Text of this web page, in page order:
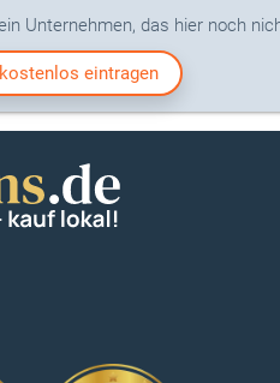
Unternehmen, das hier noch
eintragen